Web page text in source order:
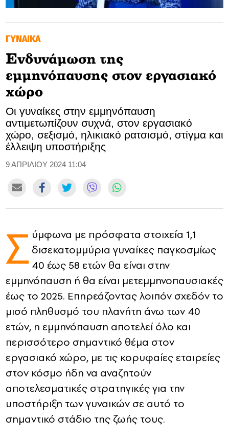
SOOZIE’S FRIENDS
CULTURE
TASTELAND
TECH
HEALTH
CONTACT
ΓΥΝΑΙΚΑ
Ενδυνάμωση της
εμμηνόπαυσης στον εργασιακό
χώρο
Οι γυναίκες στην εμμηνόπαυση
αντιμετωπίζουν συχνά, στον εργασιακό
χώρο, σεξισμό, ηλικιακό ρατσισμό, στίγμα και
έλλειψη υποστήριξης
9 ΑΠΡΙΛΙΟΥ 2024 11:04
Σ ύμφωνα με πρόσφατα στοιχεία 1,1
δισεκατομμύρια γυναίκες παγκοσμίως
40 έως 58 ετών θα είναι στην
εμμηνόπαυση ή θα είναι μετεμμηνοπαυσιακές
έως το 2025. Επηρεάζοντας λοιπόν σχεδόν το
μισό πληθυσμό του πλανήτη άνω των 40
ετών, η εμμηνόπαυση αποτελεί όλο και
περισσότερο σημαντικό θέμα στον
εργασιακό χώρο, με τις κορυφαίες εταιρείες
στον κόσμο ήδη να αναζητούν
αποτελεσματικές στρατηγικές για την
υποστήριξη των γυναικών σε αυτό το
σημαντικό στάδιο της ζωής τους.